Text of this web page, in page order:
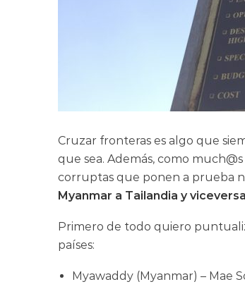
Cruzar fronteras es algo que
que sea. Además, como
corruptas que ponen a prueba
Myanmar a Tailandia y viceversa
Primero de todo quiero
países:
Myawaddy (Myanmar) – Mae